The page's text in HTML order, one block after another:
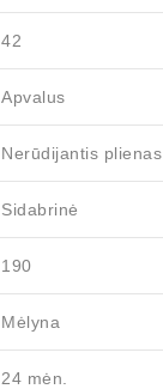
42
Apvalus
Nerūdijantis plienas
Sidabrinė
190
Mėlyna
24 mėn.